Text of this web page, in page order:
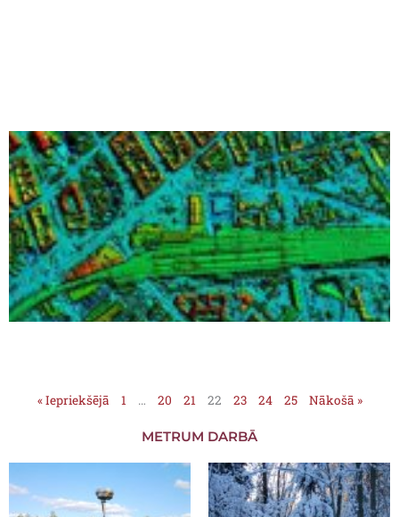
« Iepriekšējā 1 … 20 21 22 23 24 25 Nākošā »
METRUM DARBĀ